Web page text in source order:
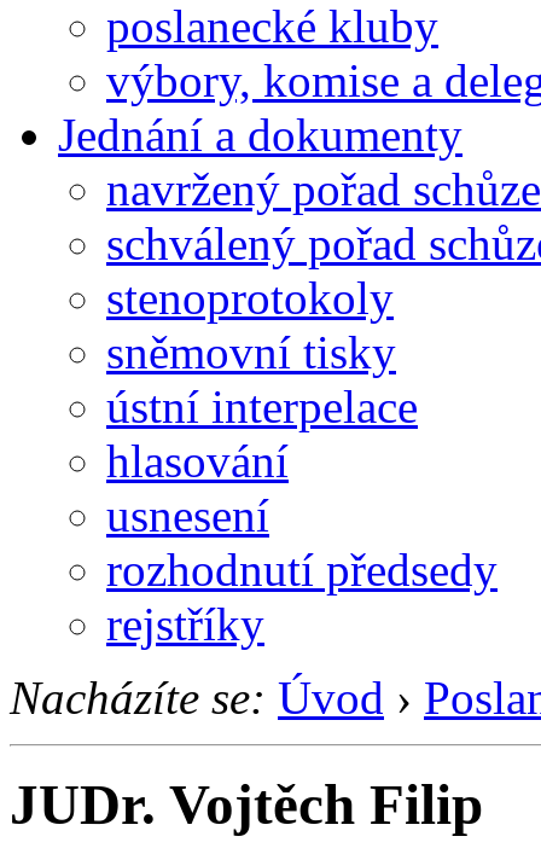
poslanecké kluby
výbory, komise a
Jednání a dokumenty
navržený pořad schůze
schválený pořad
stenoprotokoly
sněmovní tisky
ústní interpelace
hlasování
usnesení
rozhodnutí předsedy
rejstříky
Nacházíte se: Úvod ›
JUDr. Vojtěch Filip